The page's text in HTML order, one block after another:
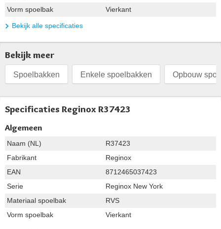
Vorm spoelbak
Vierkant
Bekijk alle specificaties
Bekijk meer
Spoelbakken Enkele spoelbakken Opbouw
Specificaties Reginox R37423
Algemeen
Naam (NL)
R37423
Fabrikant
Reginox
EAN
8712465037423
Serie
Reginox New York
Materiaal spoelbak
RVS
Vorm spoelbak
Vierkant